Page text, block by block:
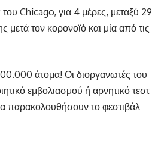
Chicago, για 4 μέρες, μεταξύ 29
μετά τον κορονοϊό και μία από τις
άτομα! Οι διοργανωτές του
εμβολιασμού ή αρνητικό τεστ
παρακολουθήσουν το φεστιβάλ